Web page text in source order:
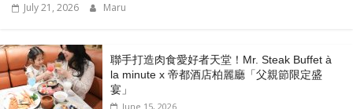
July 21, 2026 Maru
聯手打造肉食愛好者天堂！Mr. Steak Buffet à
la minute x 帝都酒店柏麗廳「⽗親節限定盛
宴」
June 15, 2026